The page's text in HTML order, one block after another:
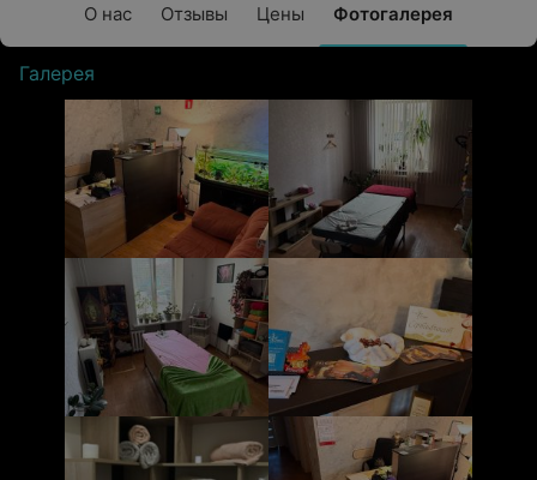
О нас Отзывы Цены Фотогалерея
Галерея